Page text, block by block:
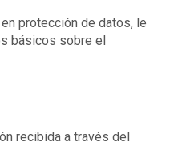
protección de datos, le
básicos sobre el
recibida a través del